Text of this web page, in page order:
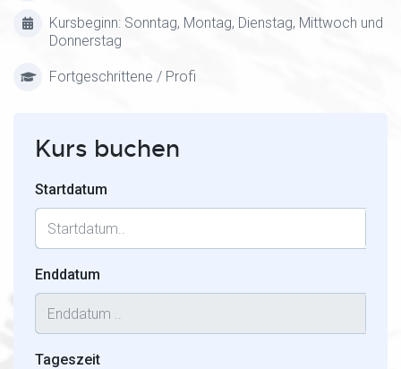
Kursbeginn: Sonntag, Montag, Dienstag, Mittwoch und
Donnerstag
Fortgeschrittene / Profi
Kurs buchen
Startdatum
Enddatum
Tageszeit